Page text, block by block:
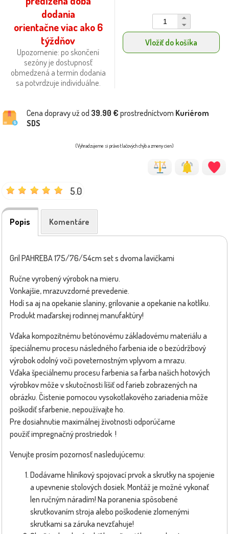
dodania
orientačne viac ako 6
týždňov
Upozornenie: po skončení
sezóny je dostupnosť
obmedzená a termín dodania
sa potvrdzuje individuálne.
Vložiť do košíka
Cena dopravy už od 39.90 € prostredníctvom Kuriérom
SDS
(Vyhradzujeme si právo tlačových chýb a zmeny cien)
5.0
Popis Komentáre
Gril PAHREBA 175/76/54cm set s dvoma lavičkami
Ručne vyrobený výrobok na mieru.
Vonkajšie, mrazuvzdorné prevedenie.
Hodí sa aj na opekanie slaniny, grilovanie a opekanie na kotlíku.
Produkt maďarskej rodinnej manufaktúry!
Vďaka kompozitnému betónovému základovému materiálu a
špeciálnemu procesu následného farbenia ide o bezúdržbový
výrobok odolný voči poveternostným vplyvom a mrazu.
Vďaka špeciálnemu procesu farbenia sa farba našich hotových
výrobkov môže v skutočnosti líšiť od farieb zobrazených na
obrázku. Čistenie pomocou vysokotlakového zariadenia môže
poškodiť sfarbenie, nepoužívajte ho.
Pre dosiahnutie maximálnej životnosti odporúčame
použiť impregnačný prostriedok !
Venujte prosím pozornosť nasledujúcemu:
Dodávame hliníkový spojovací prvok a skrutky na spojenie
a upevnenie stolových dosiek. Montáž je možné vykonať
len ručným náradím! Na poranenia spôsobené
skrutkovaním stroja alebo poškodenie zlomenými
skrutkami sa záruka nevzťahuje!